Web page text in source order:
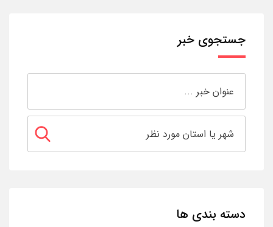
جستجوی خبر
دسته بندی ها